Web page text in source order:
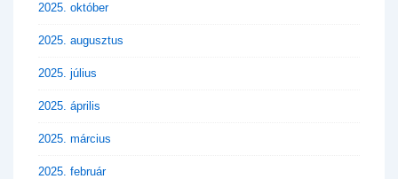
2025. október
2025. augusztus
2025. július
2025. április
2025. március
2025. február